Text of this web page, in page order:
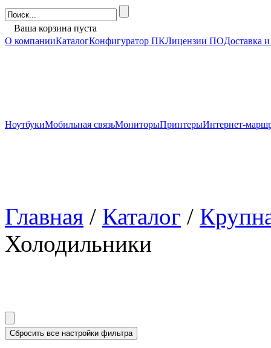
Ваша корзина пуста
О компанииКаталогКонфигуратор ПКЛицензии ПОДоставка
НоутбукиМобильная связьМониторыПринтерыИнтернет-
Главная / Каталог /
Холодильники